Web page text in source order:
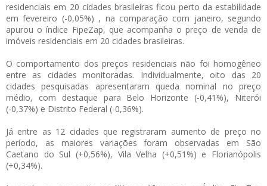
residenciais em 20 cidades brasileiras ficou perto da estabilidade
em fevereiro (-0,05%) , na comparação com janeiro, segundo
apurou o índice FipeZap, que acompanha o preço de venda de
imóveis residenciais em 20 cidades brasileiras.
O comportamento dos preços residenciais não foi homogêneo
entre as cidades monitoradas. Individualmente, oito das 20
cidades pesquisadas apresentaram queda nominal no preço
médio, com destaque para Belo Horizonte (-0,41%), Niterói
(-0,37%) e Distrito Federal (-0,36%).
Já entre as 12 cidades que registraram aumento de preço no
período, as maiores variações foram observadas em São
Caetano do Sul (+0,56%), Vila Velha (+0,51%) e Florianópolis
(+0,34%).